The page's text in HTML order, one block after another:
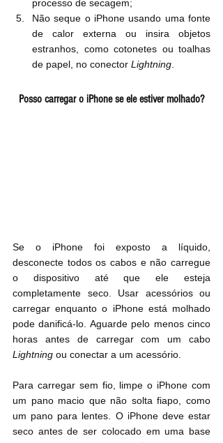
processo de secagem;
Não seque o iPhone usando uma fonte
de calor externa ou insira objetos
estranhos, como cotonetes ou toalhas
de papel, no conector Lightning
Posso carregar o iPhone se ele estiver molhado?
Se o iPhone foi exposto a líquido,
desconecte todos os cabos e não carregue
o dispositivo até que ele esteja
completamente seco. Usar acessórios ou
carregar enquanto o iPhone está molhado
pode danificá-lo. Aguarde pelo menos cinco
Lightning ou conectar a um acessório.
Para carregar sem fio, limpe o iPhone com
um pano macio que não solta fiapo, como
um pano para lentes. O iPhone deve estar
seco antes de ser colocado em uma base